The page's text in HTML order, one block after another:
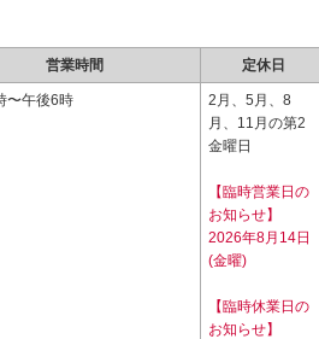
営業時間 定休日
〜午後6時
2月、5月、8
月、11月の第2
金曜日
【臨時営業日の
お知らせ】
2026年8月14日
(金曜)
【臨時休業日の
お知らせ】